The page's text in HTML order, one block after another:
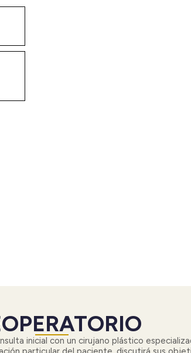
inicial con un cirujano plástico